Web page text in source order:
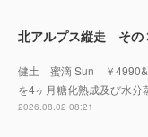
北アルプス縦走 その
健土 蜜滴 Sun ￥
を4ヶ月糖化熟成及び水分
2026.08.02 08:21